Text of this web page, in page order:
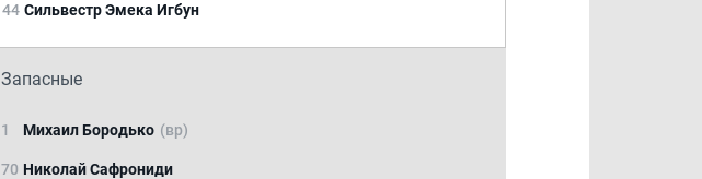
44 Сильвестр Эмека Игбун
Запасные
1 Михаил Бородько (вр)
70 Николай Сафрониди